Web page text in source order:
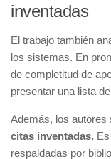
inventadas
El trabajo también
los sistemas. En
de completitud de
presentar una lista
Además, los autores
citas inventadas.
respaldadas por